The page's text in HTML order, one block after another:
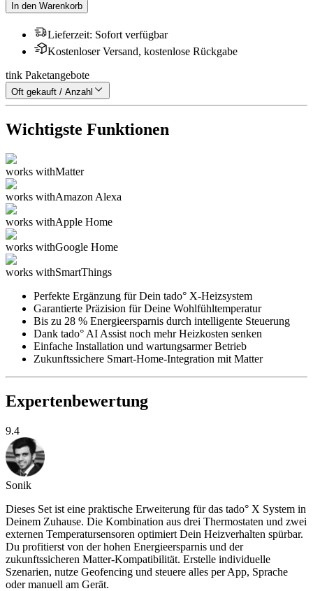
In den Warenkorb
Lieferzeit: Sofort verfügbar
Kostenloser Versand, kostenlose Rückgabe
tink Paketangebote
Oft gekauft / Anzahl
Wichtigste Funktionen
works withMatter
works withAmazon Alexa
works withApple Home
works withGoogle Home
works withSmartThings
Perfekte Ergänzung für Dein tado° X-Heizsystem
Garantierte Präzision für Deine Wohlfühltemperatur
Bis zu 28 % Energieersparnis durch intelligente Steuerung
Dank tado° AI Assist noch mehr Heizkosten senken
Einfache Installation und wartungsarmer Betrieb
Zukunftssichere Smart-Home-Integration mit Matter
Expertenbewertung
9.4
Sonik
Dieses Set ist eine praktische Erweiterung für das tado° X System in
Deinem Zuhause. Die Kombination aus drei Thermostaten und zwei
externen Temperatursensoren optimiert Dein Heizverhalten spürbar.
Du profitierst von der hohen Energieersparnis und der
zukunftssicheren Matter-Kompatibilität. Erstelle individuelle
Szenarien, nutze Geofencing und steuere alles per App, Sprache
oder manuell am Gerät.